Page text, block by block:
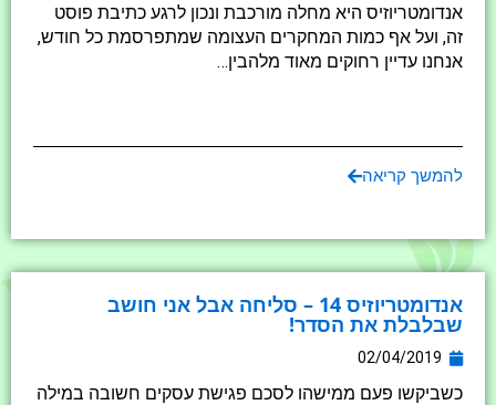
אנדומטריוזיס היא מחלה מורכבת ונכון לרגע כתיבת פוסט
זה, ועל אף כמות המחקרים העצומה שמתפרסמת כל חודש,
אנחנו עדיין רחוקים מאוד מלהבין…
להמשך קריאה
אנדומטריוזיס 14 – סליחה אבל אני חושב
שבלבלת את הסדר!
02/04/2019
כשביקשו פעם ממישהו לסכם פגישת עסקים חשובה במילה